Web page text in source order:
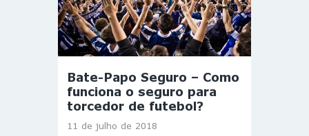
Bate-Papo Seguro – Como
funciona o seguro para
torcedor de futebol?
11 de julho de 2018